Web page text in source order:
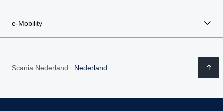
e-Mobility
Scania Nederland: Nederland